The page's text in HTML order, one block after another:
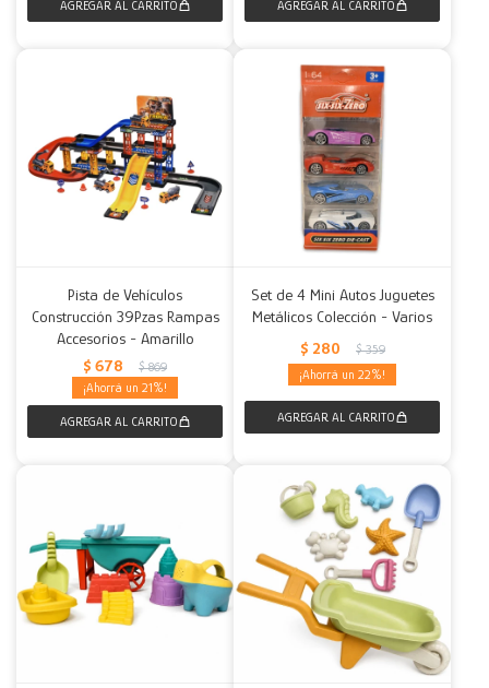
Pista de Vehículos
Construcción 39Pzas Rampas
Accesorios - Amarillo
$ 678 $ 869
21
Set de 4 Mini Autos Juguetes
Metálicos Colección - Varios
$ 280 $ 359
22